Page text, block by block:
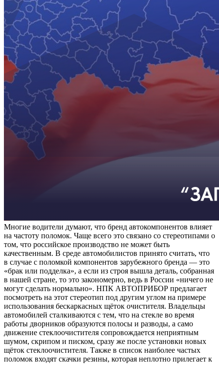
Многие водители думают, что бренд автокомпонентов влияет
на частоту поломок. Чаще всего это связано со стереотипами о
том, что российское производство не может быть
качественным. В среде автомобилистов принято считать, что
в случае с поломкой компонентов зарубежного бренда — это
«брак или подделка», а если из строя вышла деталь, собранная
в нашей стране, то это закономерно, ведь в России «ничего не
могут сделать нормально». НПК АВТОПРИБОР предлагает
посмотреть на этот стереотип под другим углом на примере
использования бескаркасных щёток очистителя. Владельцы
автомобилей сталкиваются с тем, что на стекле во время
работы дворников образуются полосы и разводы, а само
движение стеклоочистителя сопровождается неприятным
шумом, скрипом и писком, сразу же после установки новых
щёток стеклоочистителя. Также в список наиболее частых
поломок входят скачки резины, которая неплотно прилегает к